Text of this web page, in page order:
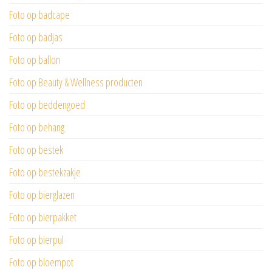
Foto op badcape
Foto op badjas
Foto op ballon
Foto op Beauty & Wellness producten
Foto op beddengoed
Foto op behang
Foto op bestek
Foto op bestekzakje
Foto op bierglazen
Foto op bierpakket
Foto op bierpul
Foto op bloempot